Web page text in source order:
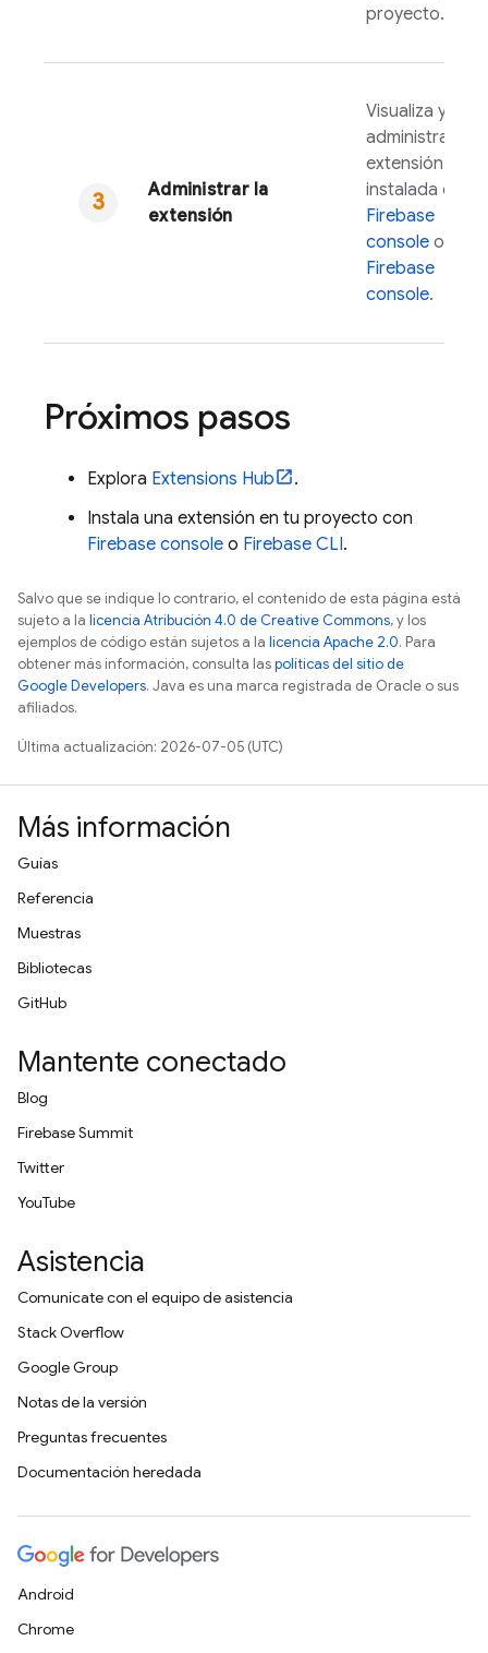
proyecto.
Administrar la
extensión
Visualiza y
administra la
extensión
instalada con
Firebase
console o
Firebase
console.
Próximos pasos
Explora Extensions Hub
.
Instala una extensión en tu proyecto con
Firebase console o Firebase CLI.
Salvo que se indique lo contrario, el contenido de esta página está
sujeto a la licencia Atribución 4.0 de Creative Commons, y los
ejemplos de código están sujetos a la licencia Apache 2.0. Para
obtener más información, consulta laspolíticas del sitio de
Google Developers. Java es una marca registrada de Oracle o sus
afiliados.
Última actualización: 2026-07-05 (UTC)
Más información
Guías
Referencia
Muestras
Bibliotecas
GitHub
Mantente conectado
Blog
Firebase Summit
Twitter
YouTube
Asistencia
Comunícate con el equipo de asistencia
Stack Overflow
Google Group
Notas de la versión
Preguntas frecuentes
Documentación heredada
Android
Chrome